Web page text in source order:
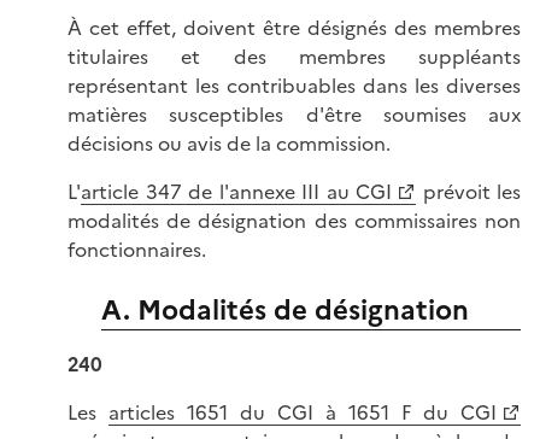
À cet effet, doivent être désignés des membres
titulaires et des membres suppléants
représentant les contribuables dans les diverses
matières susceptibles d'être soumises aux
décisions ou avis de la commission.
L'article 347 de l'annexe III au CGI
prévoit les
modalités de désignation des commissaires non
fonctionnaires.
A. Modalités de désignation
240
Les articles 1651 du CGI à 1651 F du CGI